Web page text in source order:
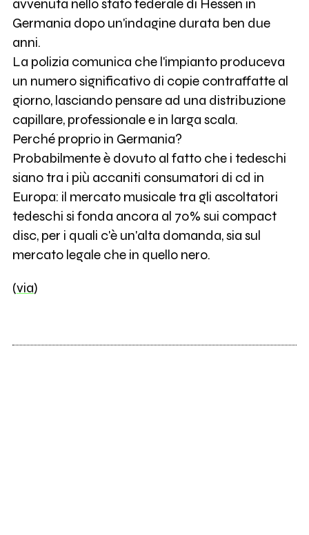
avvenuta nello stato federale di Hessen in
Germania dopo un'indagine durata ben due
anni.
La polizia comunica che l'impianto produceva
un numero significativo di copie contraffatte al
giorno, lasciando pensare ad una distribuzione
capillare, professionale e in larga scala.
Perché proprio in Germania?
Probabilmente è dovuto al fatto che i tedeschi
siano tra i più accaniti consumatori di cd in
Europa: il mercato musicale tra gli ascoltatori
tedeschi si fonda ancora al 70% sui compact
disc, per i quali c'è un'alta domanda, sia sul
mercato legale che in quello nero.
(via)